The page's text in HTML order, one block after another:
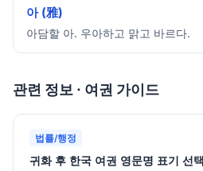
아 (雅)
아담할 아. 우아하고 맑고 바르다.
관련 정보 · 여권 가이드
법률/행정
귀화 후 한국 여권 영문명 표기 선